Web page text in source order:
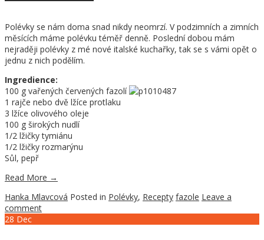
Polévky se nám doma snad nikdy neomrzí. V podzimních a zimních
měsících máme polévku téměř denně. Poslední dobou mám
nejraději polévky z mé nové italské kuchařky, tak se s vámi opět o
jednu z nich podělím.
Ingredience:
100 g vařených červených fazolí
1 rajče nebo dvě lžíce protlaku
3 lžíce olivového oleje
100 g širokých nudlí
1/2 lžičky tymiánu
1/2 lžičky rozmarýnu
Sůl, pepř
Read More →
Hanka Mlavcová Posted in Polévky, Recepty fazole Leave a
comment
28 Dec